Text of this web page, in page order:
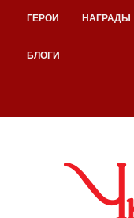
ГЕРОИ НАГРАДЫ
БЛОГИ